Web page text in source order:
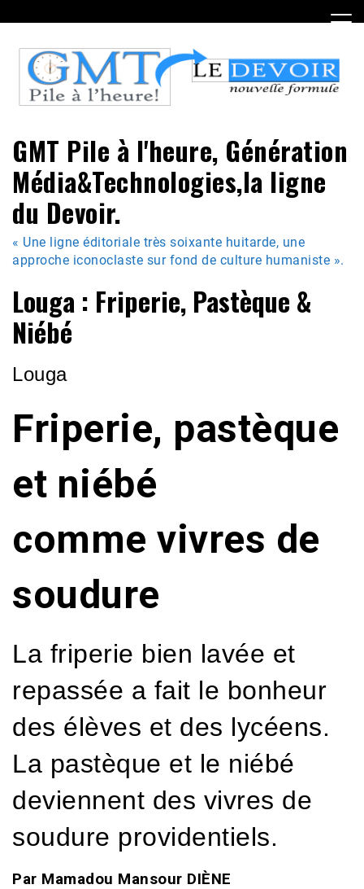
to
content
GMT Pile à l'heure, Génération
Média&Technologies,la ligne
du Devoir.
« Une ligne éditoriale très soixante huitarde, une
approche iconoclaste sur fond de culture humaniste ».
Louga : Friperie, Pastèque &
Niébé
Louga
Friperie, pastèque
et niébé
comme vivres de
soudure
La friperie bien lavée et
repassée a fait le bonheur
des élèves et des lycéens.
La pastèque et le niébé
deviennent des vivres de
soudure providentiels.
Par Mamadou Mansour DIÈNE